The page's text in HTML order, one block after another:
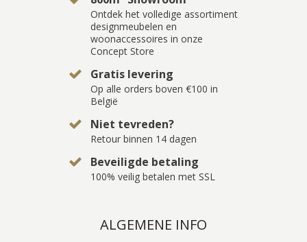
Ontdek het volledige assortiment
designmeubelen en
woonaccessoires in onze
Concept Store
Gratis levering
Op alle orders boven €100 in
België
Niet tevreden?
Retour binnen 14 dagen
Beveiligde betaling
100% veilig betalen met SSL
ALGEMENE INFO